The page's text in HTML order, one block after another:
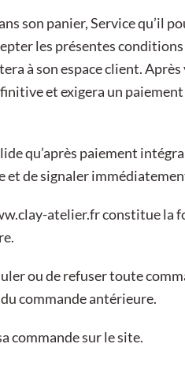
son panier, Service qu’il
les présentes
à son espace client.
et exigera un
qu’après paiement
et de signaler
atelier.frconstitue la
ou de refuser toute
commande antérieure.
commande sur le site.